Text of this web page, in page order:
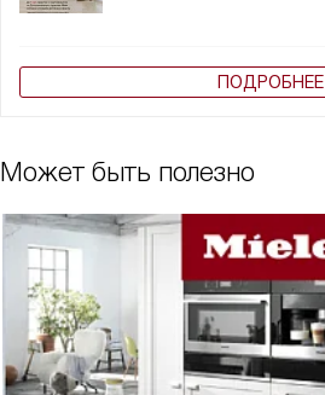
ПОДРОБНЕЕ
Может быть полезно